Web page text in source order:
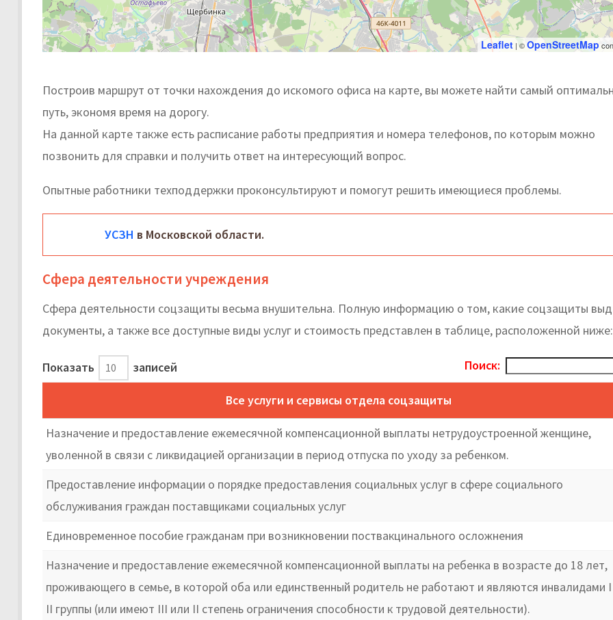
Leaflet | ©OpenStreetMap
Построив маршрут от точки нахождения до искомого офиса на карте, вы можете найти самый
путь, экономя время на дорогу.
На данной карте также есть расписание работы предприятия и номера телефонов, по которым можно
позвонить для справки и получить ответ на интересующий вопрос.
Опытные работники техподдержки проконсультируют и помогут решить имеющиеся проблемы.
УСЗН в Московской области.
Сфера деятельности учреждения
Сфера деятельности соцзащиты весьма внушительна. Полную информацию о том, какие соцзащиты
документы, а также все доступные виды услуг и стоимость представлен в таблице, расположенной ниже:
Показать записей Поиск:
Все услуги и сервисы отдела соцзащиты
Назначение и предоставление ежемесячной компенсационной выплаты нетрудоустроенной женщине,
уволенной в связи с ликвидацией организации в период отпуска по уходу за ребенком.
Предоставление информации о порядке предоставления социальных услуг в сфере социального
обслуживания граждан поставщиками социальных услуг
Единовременное пособие гражданам при возникновении поствакцинального осложнения
Назначение и предоставление ежемесячной компенсационной выплаты на ребенка в возрасте до 18 лет,
проживающего в семье, в которой оба или единственный родитель не работают и являются инвалидами
II группы (или имеют III или II степень ограничения способности к трудовой деятельности).